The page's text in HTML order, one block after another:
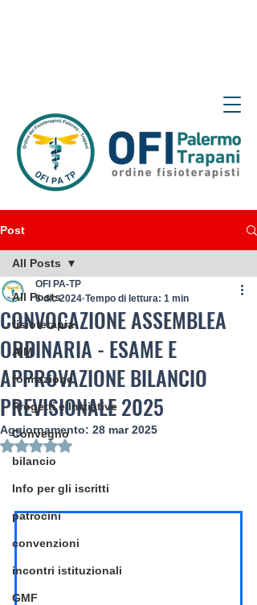
Post
All Posts
fisioterapia
AIM
formazione
Progetti e Iniziative
Convegno
bilancio
Info per gli iscritti
patrocini
convenzioni
incontri istituzionali
GMF
All Posts
CONVOCAZIONE ASSEMBLEA
ORDINARIA - ESAME E
APPROVAZIONE BILANCIO
PREVISIONALE 2025
OFI PA-TP
6 dic 2024 Tempo di lettura: 1 min
Aggiornamento: 28 mar 2025
Valutazione NaN stelle su 5.